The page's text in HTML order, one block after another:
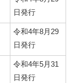
日発行
令和4年8月29
日発行
令和4年5月31
日発行